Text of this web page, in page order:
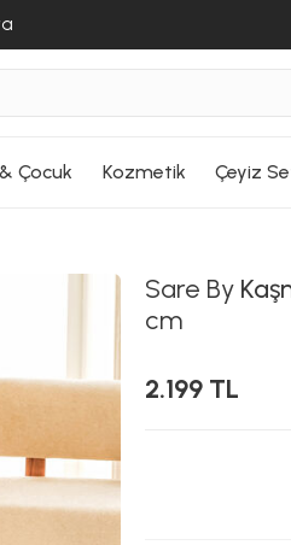
Çocuk Kozmetik Çeyiz
Sare By
cm
2.199 TL